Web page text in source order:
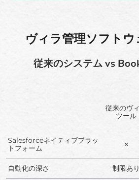
ヴィラ管理ソフト
従来のシステム vs
従来のヴ
ツール
Salesforceネイティブプラッ
トフォーム
✗
自動化の深さ 制限あり